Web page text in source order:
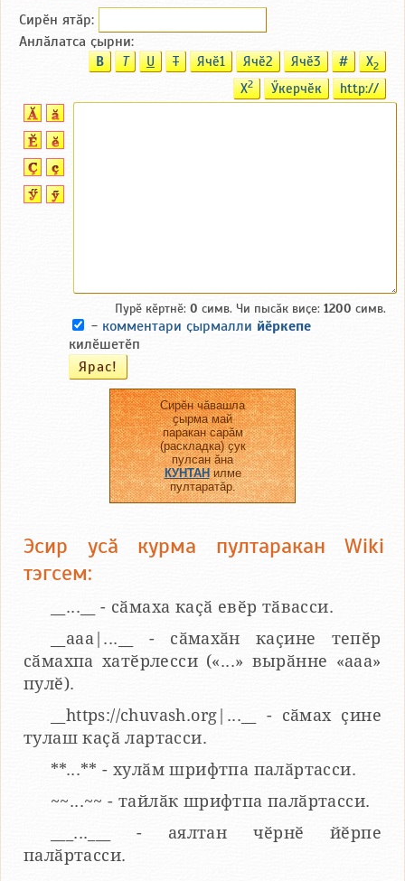
Сирӗн ятӑp:
Анлӑлатса ҫырни:
B T U T Ячӗ1 Ячӗ2 Ячӗ3 # X2
X2 Ӳкерчӗк http://
Пурӗ кӗртнӗ: 0 симв. Чи пысӑк виҫе: 1200 симв.
- комментари ҫырмалли йӗркепе
килӗшетӗп
Сирӗн чӑвашла
ҫырма май
паракан сарӑм
(раскладка) ҫук
пулсан ӑна
КУНТАНилме
пултаратӑр.
Эсир усӑ курма пултаракан Wiki
тэгсем:
__...__ - сӑмаха каҫӑ евӗр тӑвасси.
__aaa|...__ - сӑмахӑн каҫине тепӗр
сӑмахпа хатӗрлесси («...» вырӑнне «ааа»
пулӗ).
__https://chuvash.org|...__ - сӑмах ҫине
тулаш каҫӑ лартасси.
**...** - хулӑм шрифтпа палӑртасси.
~~...~~ - тайлӑк шрифтпа палӑртасси.
___...___ - аялтан чӗрнӗ йӗрпе
палӑртасси.